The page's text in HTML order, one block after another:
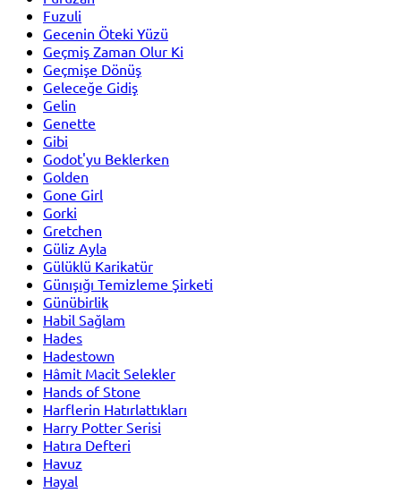
Fuzuli
Gecenin Öteki Yüzü
Geçmiş Zaman Olur Ki
Geçmişe Dönüş
Geleceğe Gidiş
Gelin
Genette
Gibi
Godot'yu Beklerken
Golden
Gone Girl
Gorki
Gretchen
Güliz Ayla
Gülüklü Karikatür
Günışığı Temizleme Şirketi
Günübirlik
Habil Sağlam
Hades
Hadestown
Hâmit Macit Selekler
Hands of Stone
Harflerin Hatırlattıkları
Harry Potter Serisi
Hatıra Defteri
Havuz
Hayal